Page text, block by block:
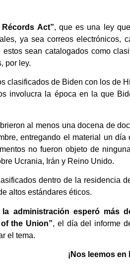
Récords Act”, que es una ley
ya sea correos electrónicos,
sean catalogados como
por ley.
clasificados de Biden con los de
involucra la época en la que
al menos una docena de
entregando el material un
no fueron objeto de
Ucrania, Irán y Reino Unido.
dentro de la residencia
altos estándares éticos.
administración esperó más
of the Union”, el día del informe
el tema.
¡Nos leemos en